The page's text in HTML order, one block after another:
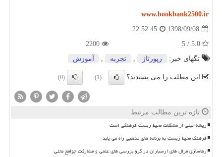
www.bookbank2500.ir
1398/09/08
22:52:45
تگهای خبر:
رپورتاژ , تجربه , آموزش
این مطلب را می پسندید؟ (1)
(0)
تازه ترین مطالب مرتبط
ریشه خیلی از مشکلات محیط زیست فرهنگی است
فرهنگ محیط زیست به برنامه های مذهبی راه می یابد
رهاسازی مرال های ارسباران در گرو بررسی های علمی و مشارکت جوامع محلی